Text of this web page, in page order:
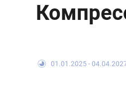
01.01.2025 -